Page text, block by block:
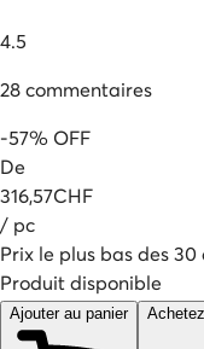
4.5
28commentaires
-57% OFF
De
316,57CHF
/ pc
Prix le plus bas des
Produit disponible
Ajouter au panier